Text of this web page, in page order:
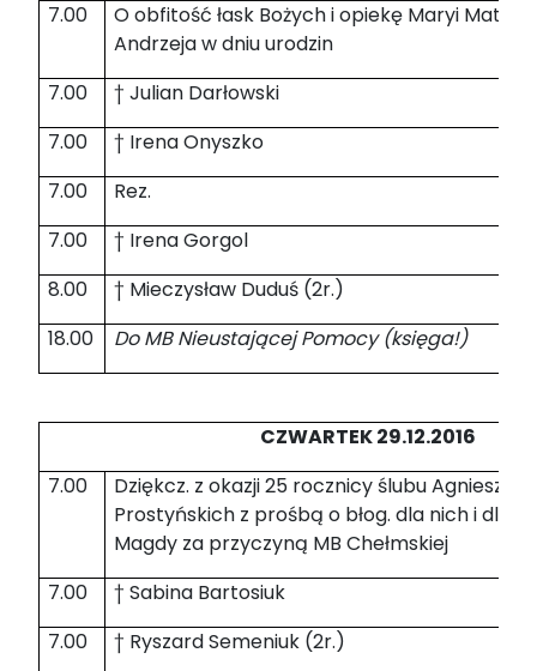
7.00
O obfitość łask Bożych i opiekę Maryi Matki
Andrzeja w dniu urodzin
7.00
† Julian Darłowski
7.00
† Irena Onyszko
7.00
Rez.
7.00
† Irena Gorgol
8.00
† Mieczysław Duduś (2r.)
18.00
Do MB Nieustającej Pomocy (księga!)
CZWARTEK 29.12.2016
7.00
Dziękcz. z okazji 25 rocznicy ślubu Agnieszki i
Prostyńskich z prośbą o błog. dla nich i dla
Magdy za przyczyną MB Chełmskiej
7.00
† Sabina Bartosiuk
7.00
† Ryszard Semeniuk (2r.)